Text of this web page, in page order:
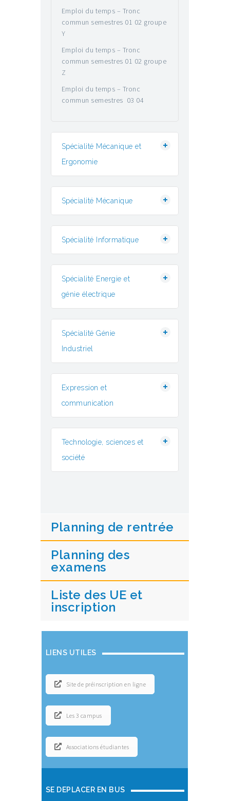
Emploi du temps – Tronc
commun semestres 01 02 groupe
Y
Emploi du temps – Tronc
commun semestres 01 02 groupe
Z
Emploi du temps – Tronc
commun semestres 03 04
Spécialité Mécanique et
Ergonomie
Spécialité Mécanique
Spécialité Informatique
Spécialité Energie et
génie électrique
Spécialité Génie
Industriel
Expression et
communication
Technologie, sciences et
société
Planning de rentrée
Planning des
examens
Liste des UE et
inscription
LIENS UTILES
Site de préinscription en ligne
Les 3 campus
Associations étudiantes
SE DEPLACER EN BUS